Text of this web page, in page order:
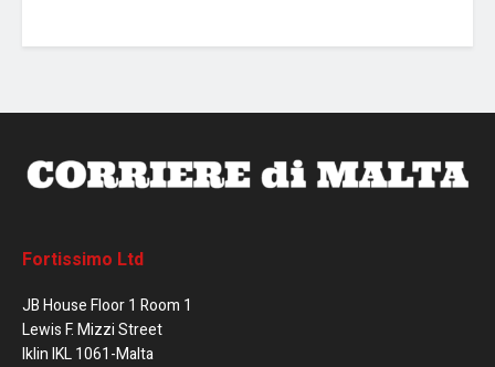
Fortissimo Ltd
JB House Floor 1 Room 1
Lewis F. Mizzi Street
Iklin IKL 1061-Malta